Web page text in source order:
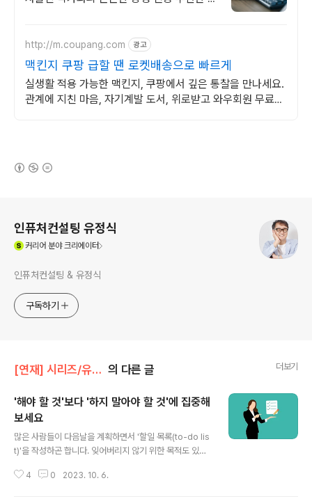
http://m.coupang.com 광고
맥킨지 쿠팡 급할 땐 로켓배송으로 빠르게
실생활 적용 가능한 맥킨지, 쿠팡에서 깊은 통찰을 만나세요.
관계에 지친 마음, 자기계발 도서, 위로받고 와우회원 무료반
인퓨처컨설팅 유정식
커리어 분야 크리에이터
인퓨처컨설팅 & 유정식
구독하기
[연재] 시리즈/유정식의 경영일기 의 다른 글 더보기
'해야 할 것'보다 '하지 말아야 할 것'에 집중해
보세요
많은 사람들이 다음날을 계획하면서 '할일 목록(to-do lis
t)'을 작성하곤 합니다. 잊어버리지 않기 위한 목적도 있지
가능한 한 핵심적인 일에 집중하기 위한 수단으로 '할일 목
4 0 2023. 10. 6.